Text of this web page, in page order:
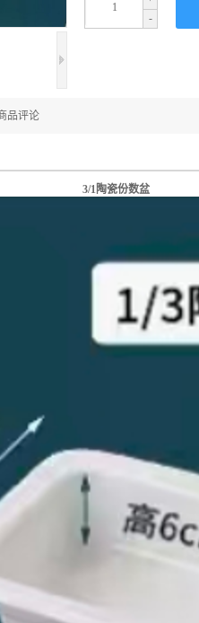
-
品评论
3/1陶瓷份数盆